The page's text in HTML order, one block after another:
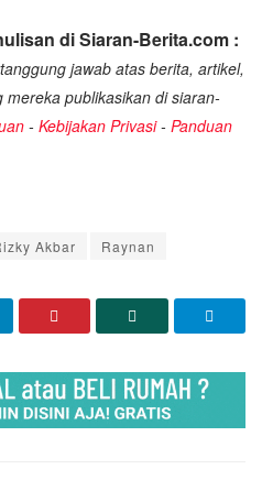
di Siaran-Berita.com :
jawab atas berita, artikel,
publikasikan di siaran-
- Kebijakan Privasi- Panduan
Akbar Raynan